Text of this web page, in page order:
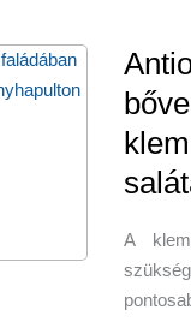
jót
tesz
az
agy
csökkent
A